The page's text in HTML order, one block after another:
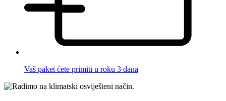
Vaš paket ćete primiti u roku 3 dana